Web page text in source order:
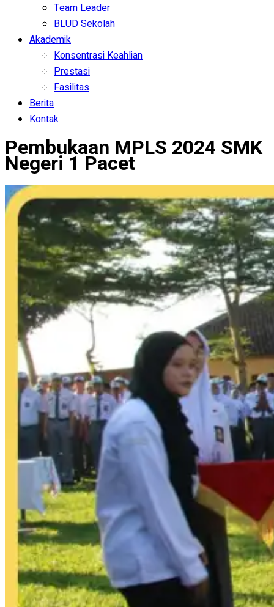
Team Leader
BLUD Sekolah
Akademik
Konsentrasi Keahlian
Prestasi
Fasilitas
Berita
Kontak
Pembukaan MPLS 2024 SMK
Negeri 1 Pacet